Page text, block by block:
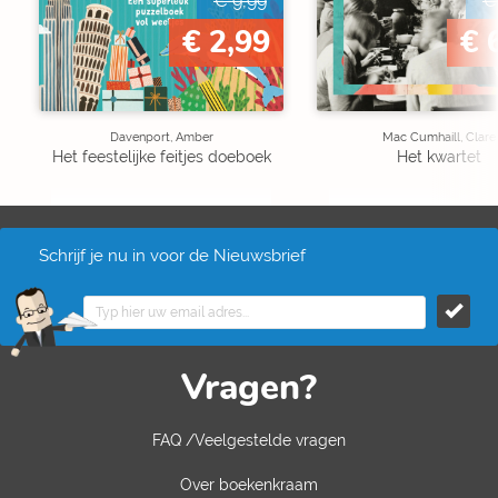
€ 2,99
Davenport, Amber
Het feestelijke feitjes doeboek
€
Mac Cumhaill, Clare
Het kwartet
Schrijf je nu in voor de Nieuwsbrief
Vragen?
FAQ /Veelgestelde vragen
Over boekenkraam